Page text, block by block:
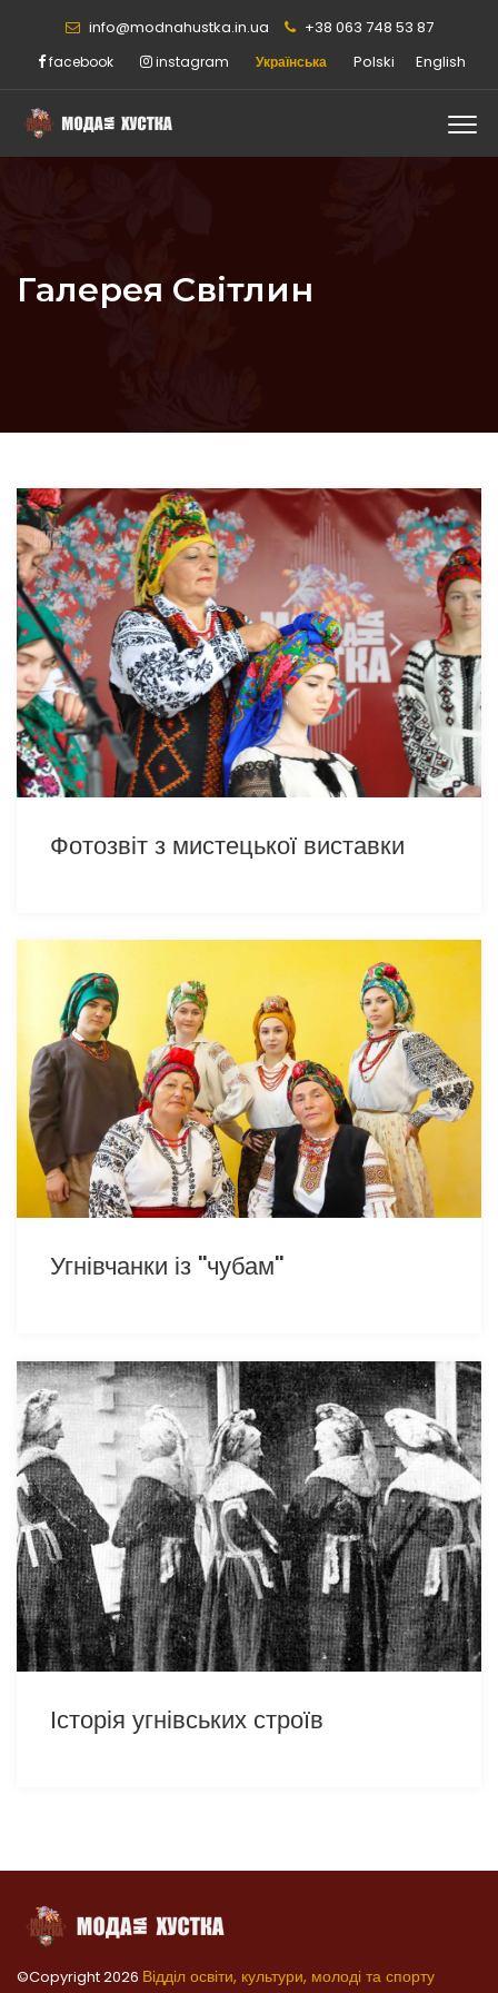
info@modnahustka.in.ua +38 063 748 53 87
facebook instagram Українська Polski English
Галерея Світлин
Фотозвіт з мистецької виставки
Угнівчанки із ''чубам''
Історія угнівських строїв
©Copyright2026 Відділ освіти, культури, молоді та спорту